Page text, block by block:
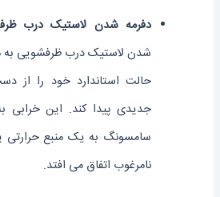
دفرمه شدن لاستیک درب
شدن لاستیک درب ظرفشویی به
حالت استاندارد خود را
جدیدی پیدا کند. این خرابی
سامسونگ به یک منبع حرارتی
نامرغوب اتفاق می افتد.